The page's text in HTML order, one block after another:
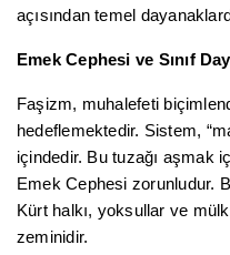
açısından temel
Emek Cephesi ve Sınıf
Faşizm, muhalefeti
hedeflemektedir. Sistem,
içindedir. Bu tuzağı aşmak
Emek Cephesi zorunludur.
Kürt halkı, yoksullar ve
zeminidir.